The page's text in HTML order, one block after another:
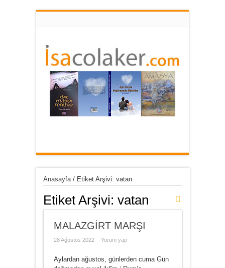
Anasayfa/ Etiket Arşivi: vatan
Etiket Arşivi: vatan
MALAZGİRT MARŞI
28 Ağustos 2022 Yorum yap
Aylardan ağustos, günlerden cuma Gün